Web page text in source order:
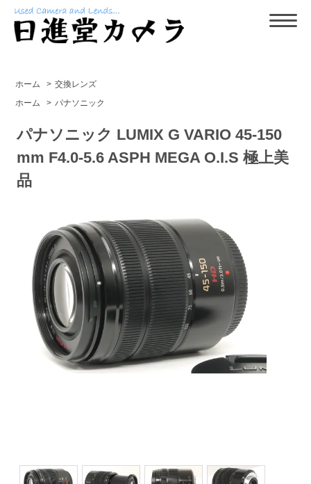
ホーム > 交換レンズ
ホーム
> パナソニック
パナソニック LUMIX G VARIO 45-150
mm F4.0-5.6 ASPH MEGA O.I.S 極上美
品